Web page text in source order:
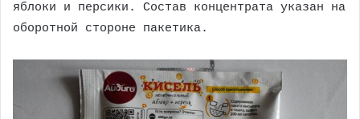
яблоки и персики. Состав концентрата указан на
оборотной стороне пакетика.